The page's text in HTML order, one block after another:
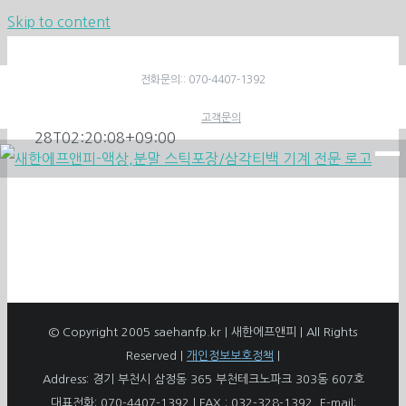
Skip to content
전화문의:: 070-4407-1392
고객문의
새한에프엔피 : 분말및액상 스틱포장,티백포장 기계 전
28T02:20:08+09:00
© Copyright 2005 saehanfp.kr | 새한에프앤피 | All Rights
Reserved | 개인정보보호정책
Address: 경기 부천시 삼정동 365 부천테크노파크 303동 607호
대표전화: 070-4407-1392 | FAX : 032-328-1392, E-mail: